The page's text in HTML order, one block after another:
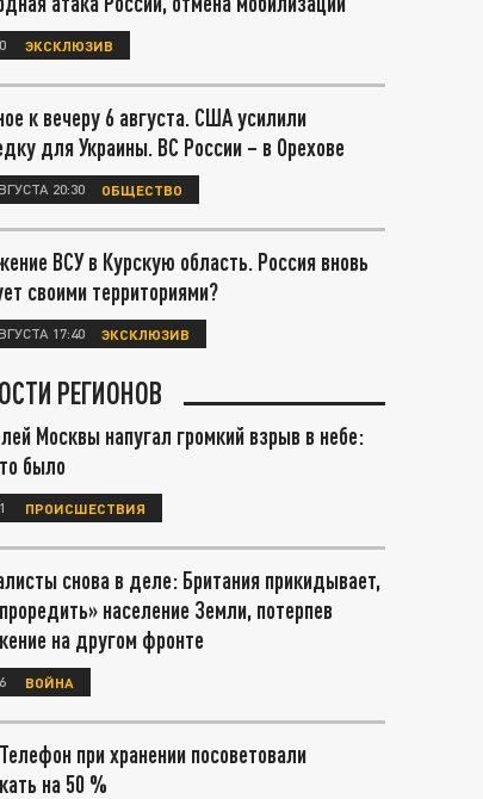
ЭКСКЛЮЗИВ
к вечеру 6 августа. США усилили
для Украины. ВС России – в Орехове
20:30 ОБЩЕСТВО
ВСУ в Курскую область. Россия вновь
своими территориями?
17:40 ЭКСКЛЮЗИВ
РЕГИОНОВ
Москвы напугал громкий взрыв в небе:
было
ПРОИСШЕСТВИЯ
снова в деле: Британия прикидывает,
население Земли, потерпев
на другом фронте
ВОЙНА
при хранении посоветовали
на 50 %